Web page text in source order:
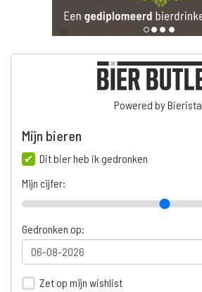
Powered by Bierista
Mijn bieren
Dit bier heb ik gedronken
Mijn cijfer:
Gedronken op:
Zet op mijn wishlist